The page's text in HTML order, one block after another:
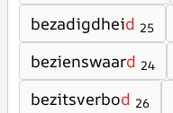
bezadigdheid 25
bezienswaard 24
bezitsverbod 26